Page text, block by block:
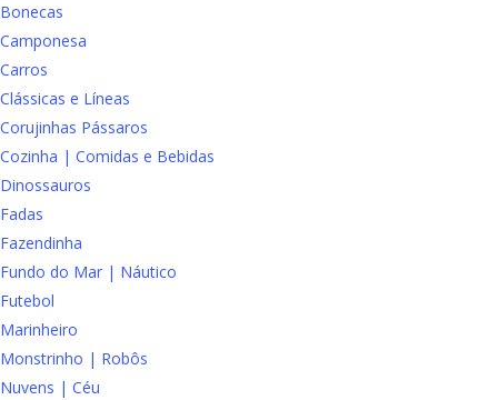
Bonecas
Camponesa
Carros
Clássicas e Líneas
Corujinhas Pássaros
Cozinha | Comidas e Bebidas
Dinossauros
Fadas
Fazendinha
Fundo do Mar | Náutico
Futebol
Marinheiro
Monstrinho | Robôs
Nuvens | Céu